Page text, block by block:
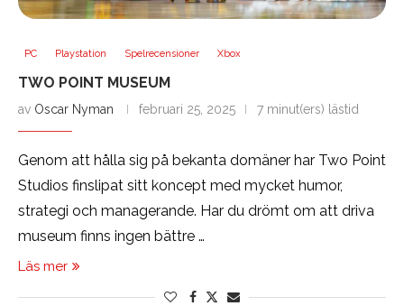
PC Playstation Spelrecensioner Xbox
TWO POINT MUSEUM
av Oscar Nyman februari 25, 2025 7 minut(ers) lästid
Genom att hålla sig på bekanta domäner har Two Point
Studios finslipat sitt koncept med mycket humor,
strategi och managerande. Har du drömt om att driva
museum finns ingen bättre …
Läs mer